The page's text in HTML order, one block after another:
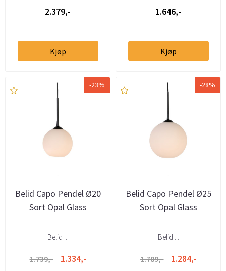
2.379,-
Kjøp
1.646,-
Kjøp
-23%
Belid Capo Pendel Ø20
Sort Opal Glass
Belid ...
1.739,- 1.334,-
-28%
Belid Capo Pendel Ø25
Sort Opal Glass
Belid ...
1.789,- 1.284,-